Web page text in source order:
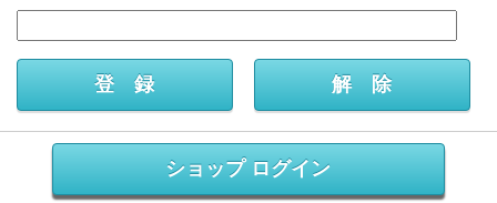
ショップ ログイン